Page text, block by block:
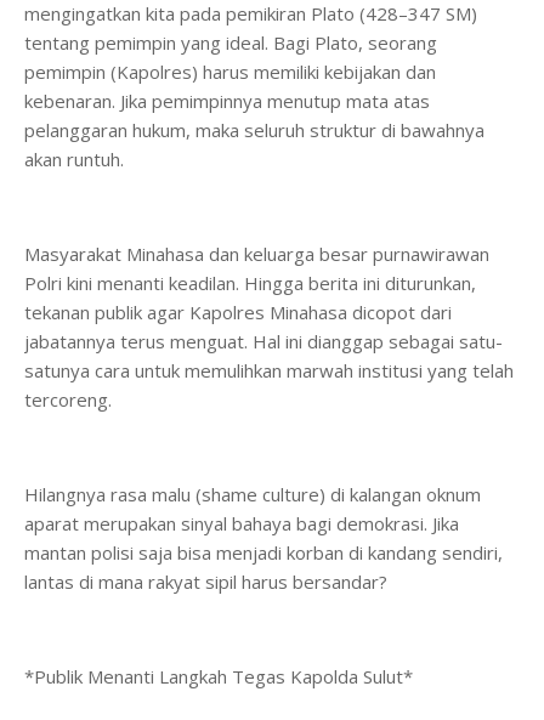
mengingatkan kita pada pemikiran Plato (428–347 SM)
tentang pemimpin yang ideal. Bagi Plato, seorang
pemimpin (Kapolres) harus memiliki kebijakan dan
kebenaran. Jika pemimpinnya menutup mata atas
pelanggaran hukum, maka seluruh struktur di bawahnya
akan runtuh.
Masyarakat Minahasa dan keluarga besar purnawirawan
Polri kini menanti keadilan. Hingga berita ini diturunkan,
tekanan publik agar Kapolres Minahasa dicopot dari
jabatannya terus menguat. Hal ini dianggap sebagai satu-
satunya cara untuk memulihkan marwah institusi yang telah
tercoreng.
Hilangnya rasa malu (shame culture) di kalangan oknum
aparat merupakan sinyal bahaya bagi demokrasi. Jika
mantan polisi saja bisa menjadi korban di kandang sendiri,
lantas di mana rakyat sipil harus bersandar?
*Publik Menanti Langkah Tegas Kapolda Sulut*